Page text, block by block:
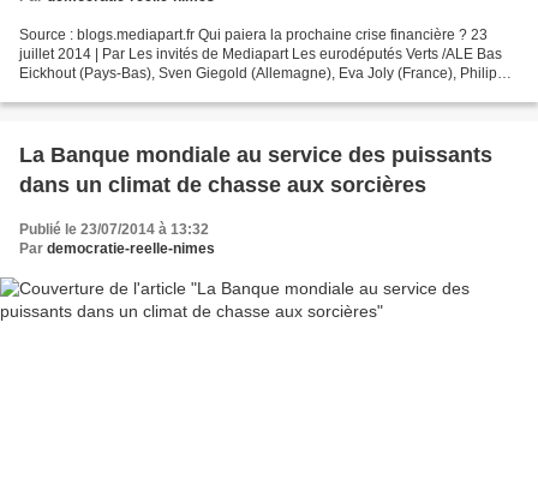
Source : blogs.mediapart.fr Qui paiera la prochaine crise financière ? 23
juillet 2014 | Par Les invités de Mediapart Les eurodéputés Verts /ALE Bas
Eickhout (Pays-Bas), Sven Giegold (Allemagne), Eva Joly (France), Philippe
La Banque mondiale au service des puissants
dans un climat de chasse aux sorcières
Publié le 23/07/2014 à 13:32
Par democratie-reelle-nimes